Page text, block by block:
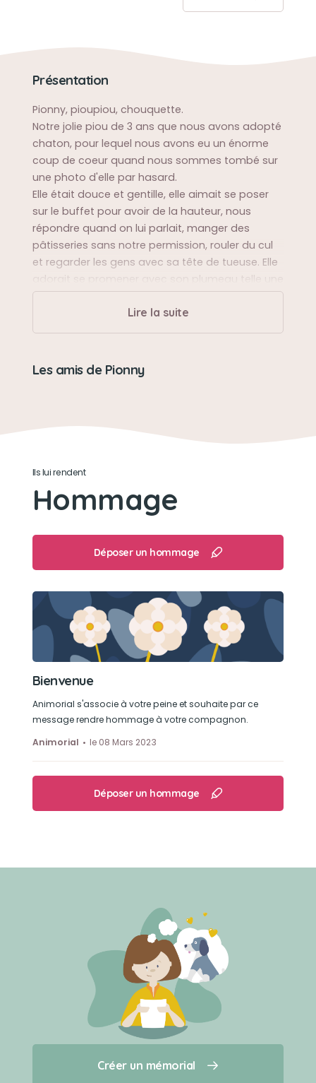
Créer un mémorial
Qui sommes-nous ?
Présentation
Pionny, pioupiou, chouquette.
Notre jolie piou de 3 ans que nous avons adopté
chaton, pour lequel nous avons eu un énorme
coup de coeur quand nous sommes tombé sur
une photo d'elle par hasard.
Elle était douce et gentille, elle aimait se poser
sur le buffet pour avoir de la hauteur, nous
répondre quand on lui parlait, manger des
pâtisseries sans notre permission, rouler du cul
et regarder les gens avec sa tête de tueuse. Elle
adorait se promener avec son plumeau telle une
chasseuse. On t'aime.
Sa balade préférée
Dans la maison avec un plumeau de temps en
Manger des pains au chocolat en laissant le
Gentille, adorable, coquine, gourmande, joueuse.
Le circuit avec la balle, les plumeaux.
Son loisir préféré
Grimper sur les meubles, parler avec ses
humains, regarder les autres avec son regard de
tueuse (Trop choupi).
Lire la suite
Les amis de Pionny
Ils lui rendent
Hommage
Déposer un hommage
Bienvenue
Animorial s'associe à votre peine et souhaite par ce
message rendre hommage à votre compagnon.
Animorial
le 08 Mars 2023
Déposer un hommage
Créer un mémorial